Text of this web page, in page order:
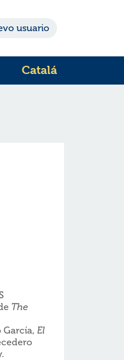
usuario
Catalá
The
El